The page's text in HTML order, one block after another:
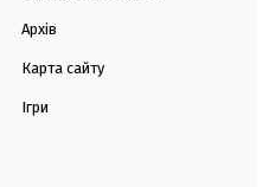
Архів
Карта сайту
Ігри